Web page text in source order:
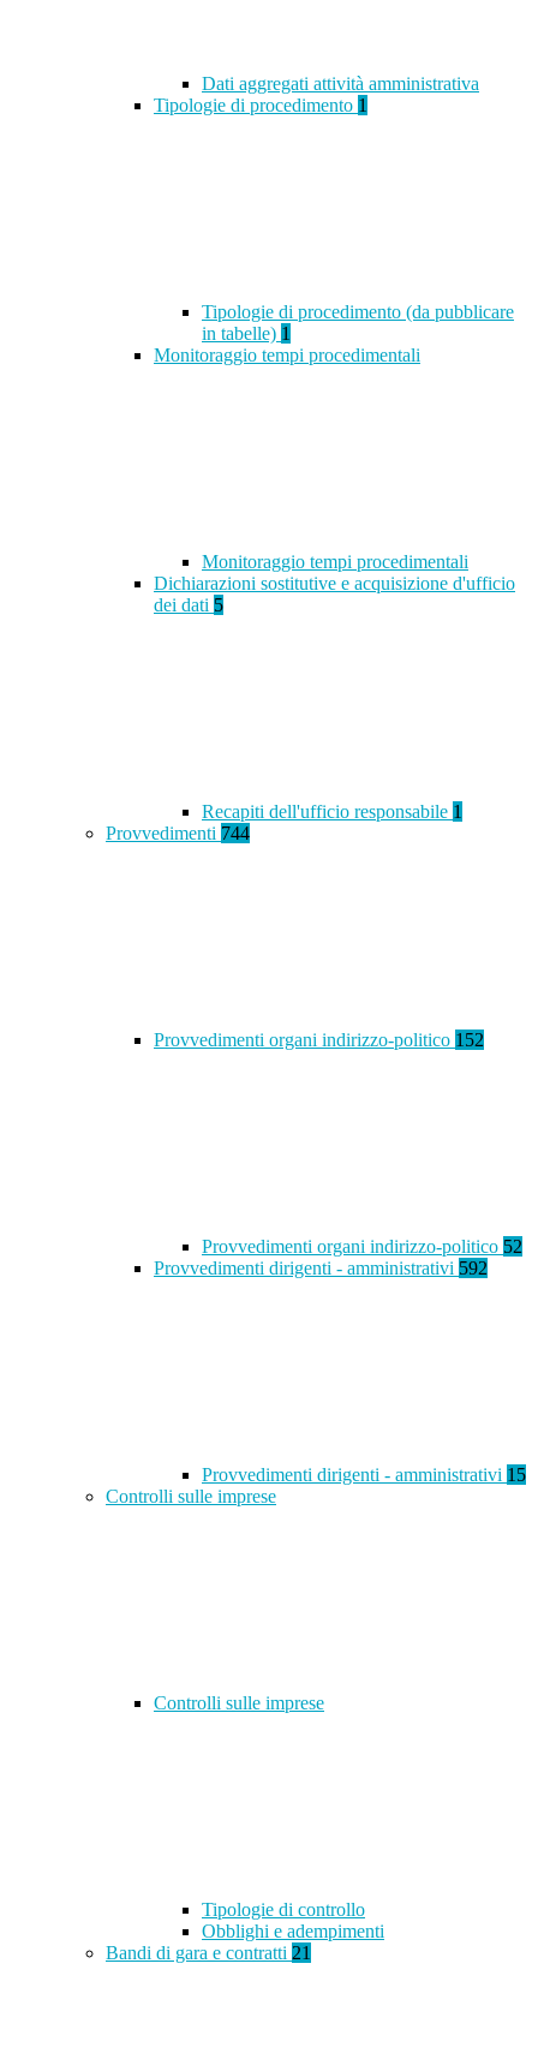
Dati aggregati attività amministrativa
Tipologie di procedimento 1
Tipologie di procedimento (da pubblicare
in tabelle) 1
Monitoraggio tempi procedimentali
Monitoraggio tempi procedimentali
Dichiarazioni sostitutive e acquisizione d'ufficio
dei dati 5
Recapiti dell'ufficio responsabile 1
Provvedimenti 744
Provvedimenti organi indirizzo-politico 152
Provvedimenti organi indirizzo-politico 52
Provvedimenti dirigenti - amministrativi 592
Provvedimenti dirigenti - amministrativi 15
Controlli sulle imprese
Controlli sulle imprese
Tipologie di controllo
Obblighi e adempimenti
Bandi di gara e contratti 21